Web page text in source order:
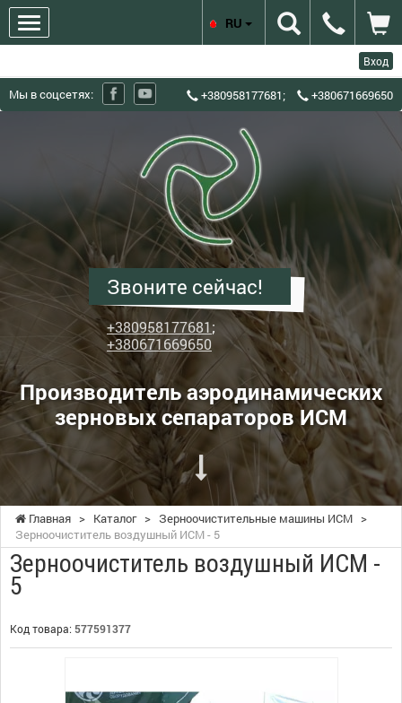
Вход
Мы в соцсетях: +380958177681; +380671669650
зерноочистительного
оборудования
-
Производитель
аэродинамических
зерновых
сепараторов
ИСМ
Звоните сейчас!
+380958177681;
+380671669650
Производитель аэродинамических
зерновых сепараторов ИСМ
RU
Главная > Каталог > Зерноочистительные машины ИСМ >
Зерноочиститель воздушный ИСМ - 5
Зерноочиститель воздушный ИСМ -
5
Код товара: 577591377